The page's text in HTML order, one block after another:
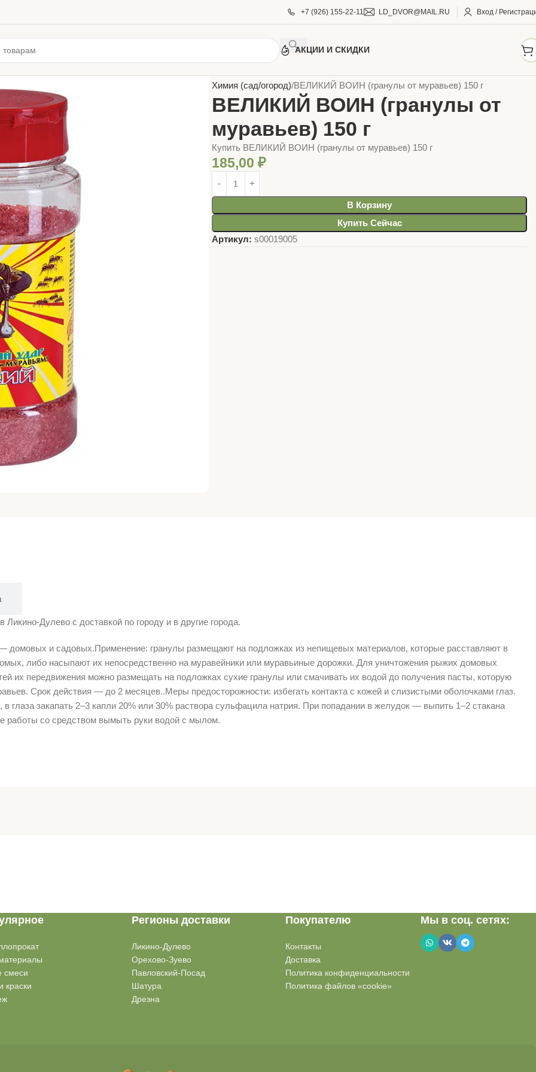
+7 (926) 155-22-11 LD_DVOR@MAIL.RU Вход /
АКЦИИ И СКИДКИ
Химия (сад/огород) ВЕЛИКИЙ ВОИН (гранулы от муравьев) 150 г
ВЕЛИКИЙ ВОИН (гранулы от
муравьев) 150 г
Купить ВЕЛИКИЙ ВОИН (гранулы от муравьев) 150 г
185,00₽
В Корзину
Купить Сейчас
Артикул:s00019005
Дулево с доставкой по городу и в другие города.
домовых и садовых.Применение: гранулы размещают на подложках из непищевых материалов, которые расставляют в
либо насыпают их непосредственно на муравейники или муравьиные дорожки. Для уничтожения рыжих домовых
их передвижения можно размещать на подложках сухие гранулы или смачивать их водой до получения пасты, которую
Срок действия — до 2 месяцев..Меры предосторожности: избегать контакта с кожей и слизистыми оболочками глаз.
закапать 2–3 капли 20% или 30% раствора сульфацила натрия. При попадании в желудок — выпить 1–2 стакана
работы со средством вымыть руки водой с мылом.
смеси
краски
Регионы доставки
Ликино-Дулево
Орехово-Зуево
Павловский-Посад
Шатура
Дрезна
Покупателю
Контакты
Доставка
Политика конфиденциальности
Политика файлов «cookie»
Мы в соц. сетях: